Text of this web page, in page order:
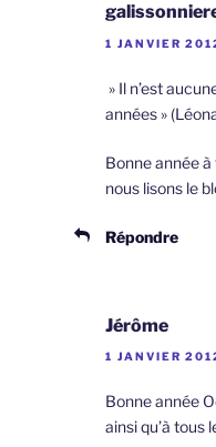
1 JANVIER
» Il n’est
années »
Bonne année
nous lisons le
Répondre
Jérôme
1 JANVIER
Bonne année
ainsi qu’à tous